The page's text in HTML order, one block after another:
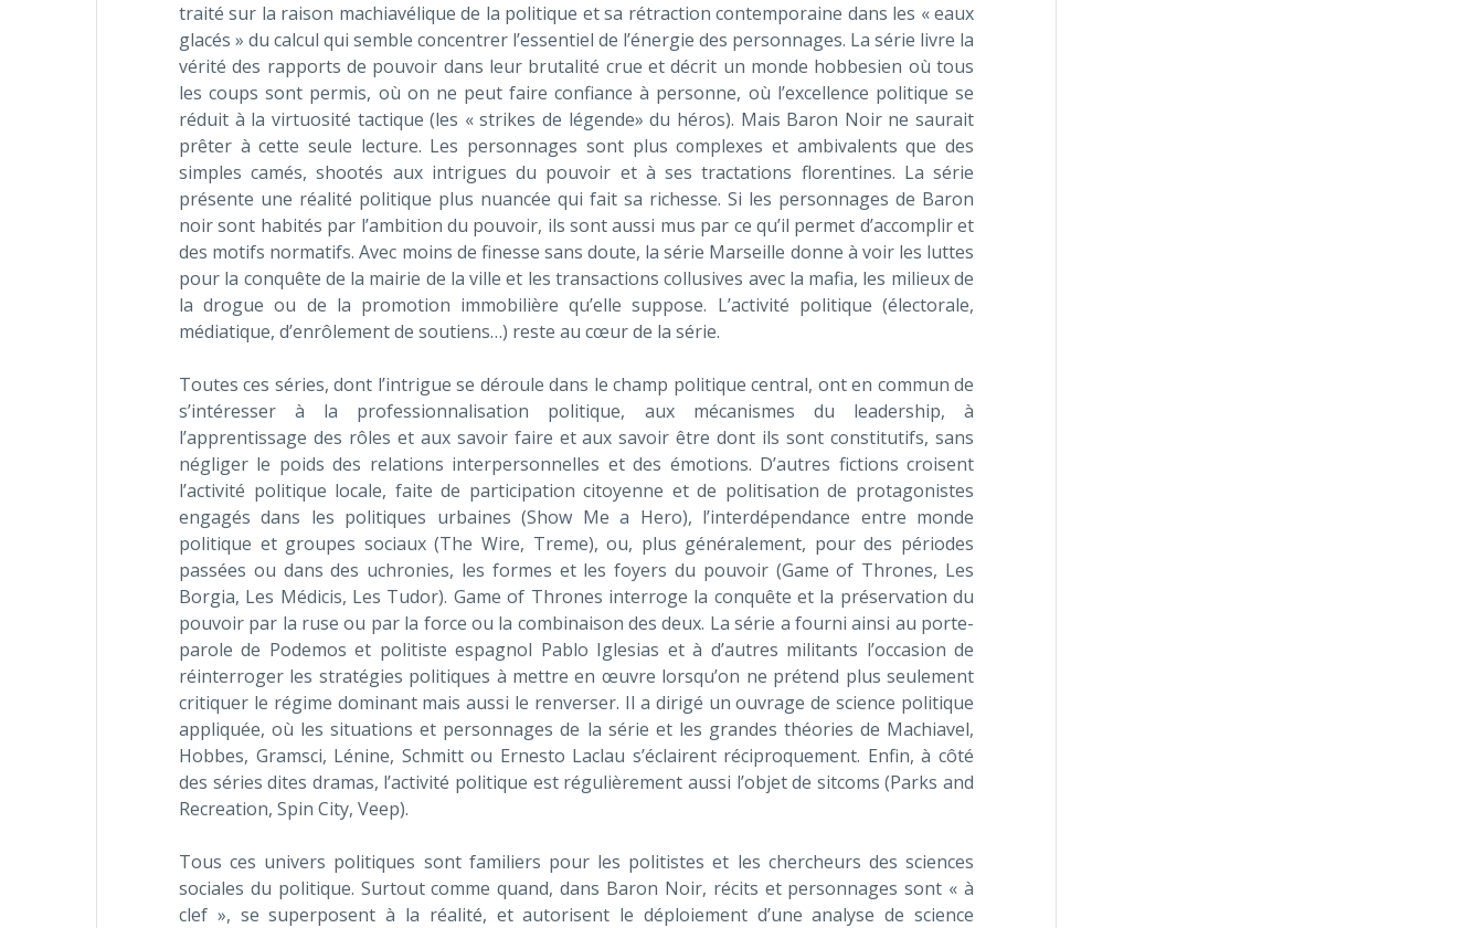
traité sur la raison machiavélique de la politique et sa rétraction contemporaine dans les « eaux
glacés » du calcul qui semble concentrer l’essentiel de l’énergie des personnages. La série livre la
vérité des rapports de pouvoir dans leur brutalité crue et décrit un monde hobbesien où tous
les coups sont permis, où on ne peut faire confiance à personne, où l’excellence politique se
réduit à la virtuosité tactique (les « strikes de légende» du héros). Mais Baron Noir ne saurait
prêter à cette seule lecture. Les personnages sont plus complexes et ambivalents que des
simples camés, shootés aux intrigues du pouvoir et à ses tractations florentines. La série
présente une réalité politique plus nuancée qui fait sa richesse. Si les personnages de Baron
noir sont habités par l’ambition du pouvoir, ils sont aussi mus par ce qu’il permet d’accomplir et
des motifs normatifs. Avec moins de finesse sans doute, la série Marseille donne à voir les luttes
pour la conquête de la mairie de la ville et les transactions collusives avec la mafia, les milieux de
la drogue ou de la promotion immobilière qu’elle suppose. L’activité politique (électorale,
médiatique, d’enrôlement de soutiens…) reste au cœur de la série.
Toutes ces séries, dont l’intrigue se déroule dans le champ politique central, ont en commun de
s’intéresser à la professionnalisation politique, aux mécanismes du leadership, à
l’apprentissage des rôles et aux savoir faire et aux savoir être dont ils sont constitutifs, sans
négliger le poids des relations interpersonnelles et des émotions. D’autres fictions croisent
l’activité politique locale, faite de participation citoyenne et de politisation de protagonistes
engagés dans les politiques urbaines (Show Me a Hero), l’interdépendance entre monde
politique et groupes sociaux (The Wire, Treme), ou, plus généralement, pour des périodes
passées ou dans des uchronies, les formes et les foyers du pouvoir (Game of Thrones, Les
Borgia, Les Médicis, Les Tudor). Game of Thrones interroge la conquête et la préservation du
pouvoir par la ruse ou par la force ou la combinaison des deux. La série a fourni ainsi au porte-
parole de Podemos et politiste espagnol Pablo Iglesias et à d’autres militants l’occasion de
réinterroger les stratégies politiques à mettre en œuvre lorsqu’on ne prétend plus seulement
critiquer le régime dominant mais aussi le renverser. Il a dirigé un ouvrage de science politique
appliquée, où les situations et personnages de la série et les grandes théories de Machiavel,
Hobbes, Gramsci, Lénine, Schmitt ou Ernesto Laclau s’éclairent réciproquement. Enfin, à côté
des séries dites dramas, l’activité politique est régulièrement aussi l’objet de sitcoms (Parks and
Recreation, Spin City, Veep).
Tous ces univers politiques sont familiers pour les politistes et les chercheurs des sciences
sociales du politique. Surtout comme quand, dans Baron Noir, récits et personnages sont « à
clef », se superposent à la réalité, et autorisent le déploiement d’une analyse de science